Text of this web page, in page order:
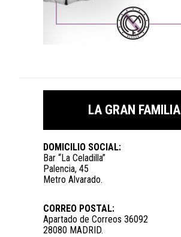
LA GRAN FAMILIA
DOMICILIO SOCIAL:
Bar “La Celadilla”
Palencia, 45
Metro Alvarado.
CORREO POSTAL:
Apartado de Correos 36092
28080 MADRID.